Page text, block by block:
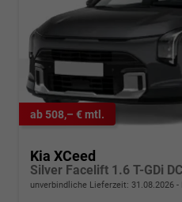
ab 508,– € mtl.
Kia XCeed
unverbindliche Lieferzeit: 31.08.2026